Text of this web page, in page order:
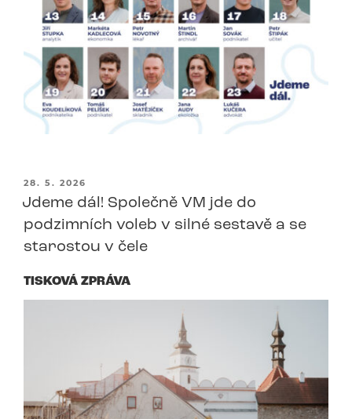
PUBLIKOVÁNO
28. 5. 2026
Jdeme dál! Společně VM jde do
podzimních voleb v silné sestavě a se
starostou v čele
TISKOVÁ ZPRÁVA